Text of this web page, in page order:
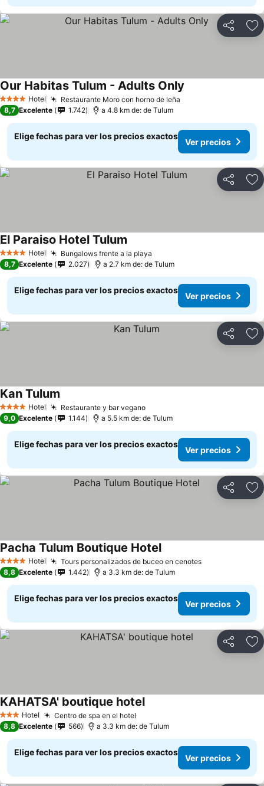
Compartir
4 EstrellasHotel Restaurante Moro con horno de leña
Our Habitas Tulum - Adults Only
8,7 Excelente 1.742 a 4.8 km de: de Tulum
Elige fechas para ver los precios exactos
Ver precios
Compartir
4 EstrellasHotel Bungalows frente a la playa
El Paraiso Hotel Tulum
8,7 Excelente 2.027 a 2.7 km de: de Tulum
Elige fechas para ver los precios exactos
Ver precios
Compartir
4 EstrellasHotel Restaurante y bar vegano
Kan Tulum
9,0 Excelente 1.144 a 5.5 km de: de Tulum
Elige fechas para ver los precios exactos
Ver precios
Compartir
4 EstrellasHotel Tours personalizados de buceo en cenotes
Pacha Tulum Boutique Hotel
8,8 Excelente 1.442 a 3.3 km de: de Tulum
Elige fechas para ver los precios exactos
Ver precios
Compartir
3 Estrellas
Hotel Centro de spa en el hotel
KAHATSA' boutique hotel
8,8 Excelente 566 a 3.3 km de: de Tulum
Elige fechas para ver los precios exactos
Ver precios